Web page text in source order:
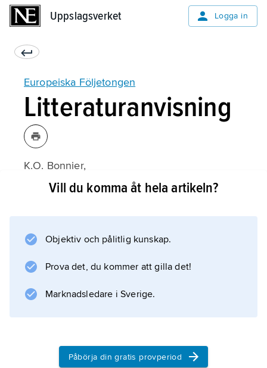
Uppslagsverket Logga in
Europeiska Följetongen
Litteraturanvisning
K.O. Bonnier,
Bonniers: En bokhandlarefamilj
Vill du komma åt hela artikeln?
Objektiv och pålitlig kunskap.
Prova det, du kommer att gilla det!
Marknadsledare i Sverige.
Påbörja din gratis provperiod